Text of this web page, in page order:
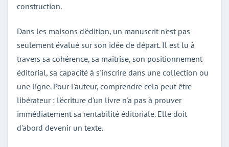
construction.
Dans les maisons d'édition, un manuscrit n'est pas
seulement évalué sur son idée de départ. Il est lu à
travers sa cohérence, sa maîtrise, son positionnement
éditorial, sa capacité à s'inscrire dans une collection ou
une ligne. Pour l'auteur, comprendre cela peut être
libérateur : l'écriture d'un livre n'a pas à prouver
immédiatement sa rentabilité éditoriale. Elle doit
d'abord devenir un texte.